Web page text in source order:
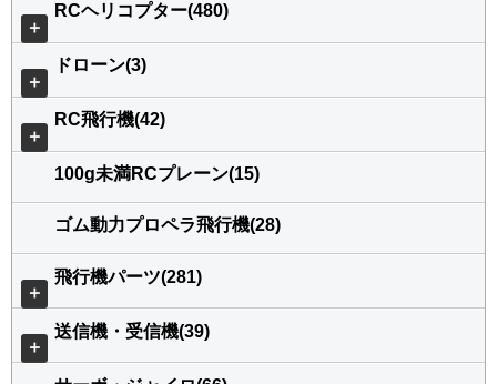
＋
RCヘリコプター(480)
＋
ドローン(3)
＋
RC飛行機(42)
100g未満RCプレーン(15)
ゴム動力プロペラ飛行機(28)
＋
飛行機パーツ(281)
＋
送信機・受信機(39)